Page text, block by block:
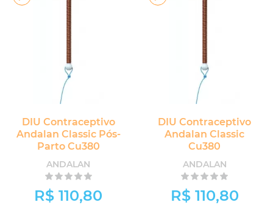
DIU Contraceptivo
Andalan Classic Pós-
Parto Cu380
ANDALAN
R$ 110,80
DIU Contraceptivo
Andalan Classic
Cu380
ANDALAN
R$ 110,80